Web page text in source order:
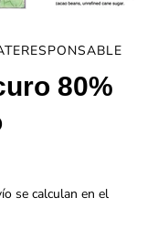
80%
se calculan en el